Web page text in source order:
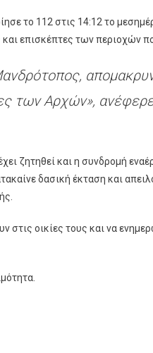
το 112 στις 14:12 το
επισκέπτες των περιοχών
των Αρχών»,
ζητηθεί και η συνδρομή
δασική έκταση και
στις οικίες τους και να